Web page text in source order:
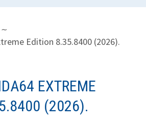
Edition 8.35.8400 (2026).
EXTREME
(2026).